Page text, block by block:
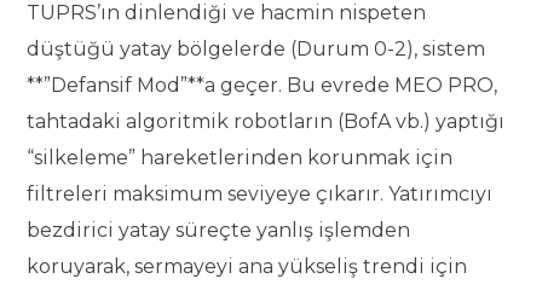
TUPRS’ın dinlendiği ve hacmin nispeten
düştüğü yatay bölgelerde (Durum 0-2), sistem
**”Defansif Mod”**a geçer. Bu evrede MEO PRO,
tahtadaki algoritmik robotların (BofA vb.) yaptığı
“silkeleme” hareketlerinden korunmak için
filtreleri maksimum seviyeye çıkarır. Yatırımcıyı
bezdirici yatay süreçte yanlış işlemden
koruyarak, sermayeyi ana yükseliş trendi için